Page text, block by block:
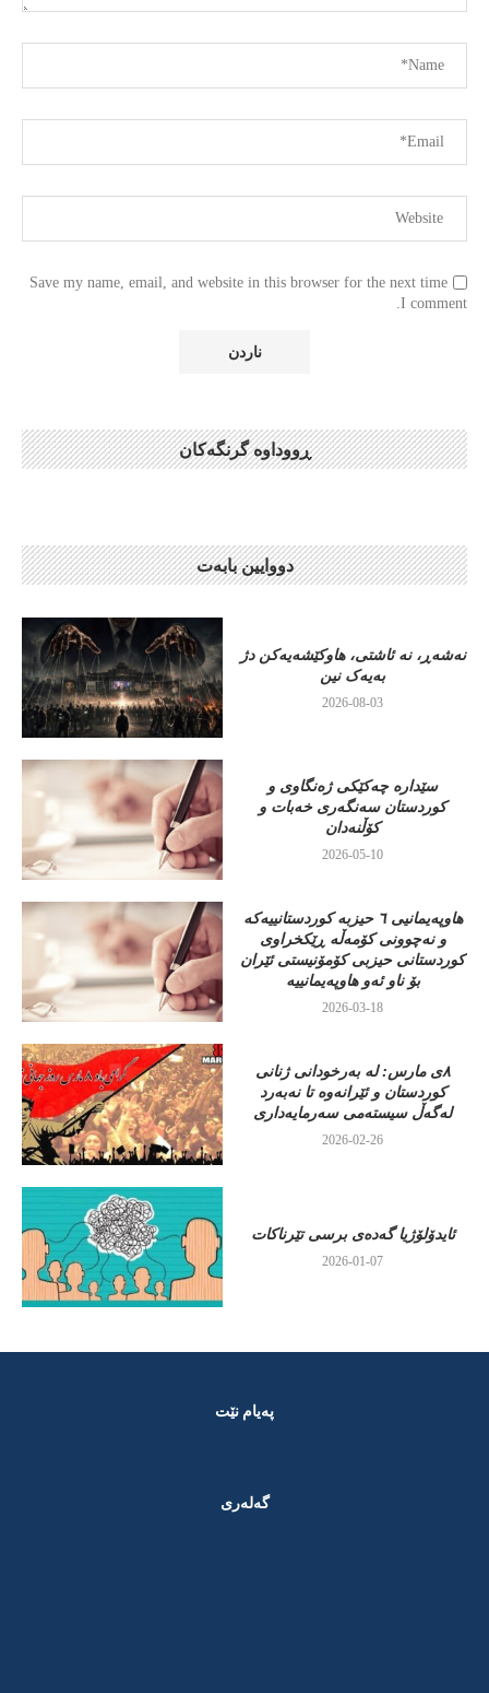
Save my name, email, and website in this browser for the next time
I comment.
ڕووداوە گرنگەکان
دووایین بابەت
نەشەڕ، نە ئاشتی، هاوکێشەیەکن دژ
بەیەک نین
2026-08-03
سێدارە چەکێکی ژەنگاوی و
کوردستان سەنگەری خەبات و
کۆڵنەدان
2026-05-10
هاوپەیمانیی ٦ حیزبە کوردستانییەکە
و نەچوونی کۆمەڵە ڕێکخراوی
کوردستانی حیزبی کۆمۆنیستی ئێران
بۆ ناو ئەو هاوپەیمانییە
2026-03-18
٨ی مارس: لە بەرخودانی ژنانی
کوردستان و ئێرانەوە تا نەبەرد
لەگەڵ سیستەمی سەرمایەداری
2026-02-26
ئایدۆلۆژیا گەدەی برسی تێرناکات
2026-01-07
پەیام نێت
گەلەری